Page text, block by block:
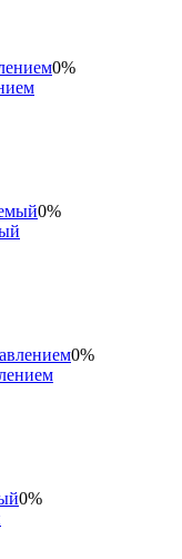
0%
0%
0%
0%